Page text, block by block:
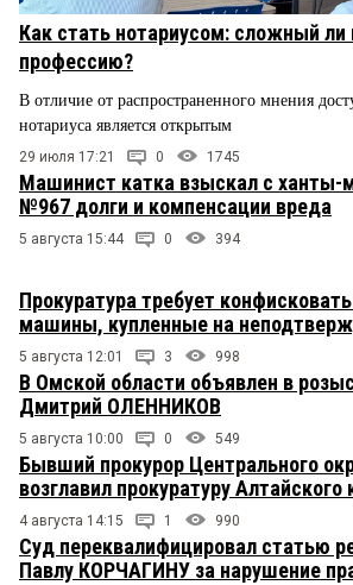
Как стать нотариусом: сложный ли
профессию?
В отличие от распространенного мнения
нотариуса является открытым
29 июля 17:21 0 1745
Машинист катка взыскал с ханты-
№967 долги и компенсации вреда
5 августа 15:44 0 394
Прокуратура требует
машины, купленные на
5 августа 12:01 3 998
В Омской области объявлен в
Дмитрий ОЛЕННИКОВ
5 августа 10:00 0 549
Бывший прокурор Центрального
возглавил прокуратуру Алтайского
4 августа 14:15 1 990
Суд переквалифицировал статью
Павлу КОРЧАГИНУ за нарушение